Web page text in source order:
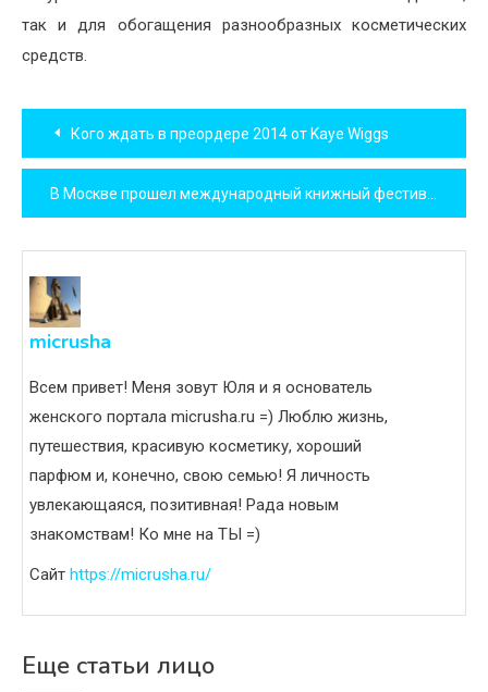
так и для обогащения разнообразных косметических
средств.
Навигация
по
записям
Кого ждать в преордере 2014 от Kaye Wiggs
micrusha
Всем привет! Меня зовут Юля и я основатель
женского портала micrusha.ru =) Люблю жизнь,
путешествия, красивую косметику, хороший
парфюм и, конечно, свою семью! Я личность
увлекающаяся, позитивная! Рада новым
знакомствам! Ко мне на ТЫ =)
Сайт https://micrusha.ru/
Еще статьи лицо